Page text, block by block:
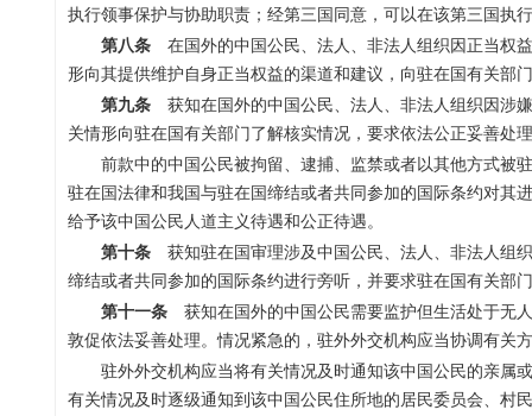
执行领事保护与协助职责；经第三国同意，可以在该第三国执
第八条在国外的中国公民、法人、非法人组织因正当权
形向其提供维护自身正当权益的渠道和建议，向驻在国有关部
第九条获知在国外的中国公民、法人、非法人组织因涉
关情形向驻在国有关部门了解核实情况，要求依法公正妥善处
前款中的中国公民被拘留、逮捕、监禁或者以其他方式被
驻在国法律和我国与驻在国缔结或者共同参加的国际条约对其
给予该中国公民人道主义待遇和公正待遇。
第十条获知驻在国审理涉及中国公民、法人、非法人组
缔结或者共同参加的国际条约进行旁听，并要求驻在国有关部
第十一条获知在国外的中国公民需要监护但生活处于无
敦促依法妥善处理。情况紧急的，驻外外交机构应当协调有关
驻外外交机构应当将有关情况及时通知该中国公民的亲属
有关情况及时逐级通知到该中国公民住所地的居民委员会、村